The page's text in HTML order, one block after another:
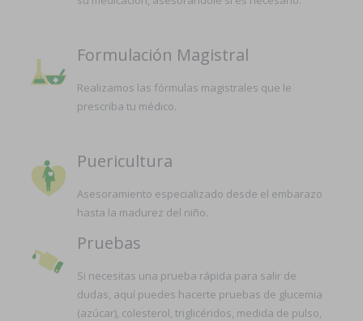
Formulación Magistral
Realizamos las fórmulas magistrales que le
prescriba tu médico.
Puericultura
Asesoramiento especializado desde el embarazo
hasta la madurez del niño.
Pruebas
Si necesitas una prueba rápida para salir de
dudas, aquí puedes hacerte pruebas de glucemia
(azúcar), colesterol, triglicéridos, medida de pulso,